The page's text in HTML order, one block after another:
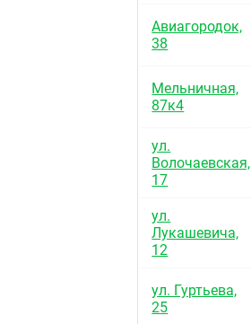
Авиагородок,
38
Мельничная,
87к4
ул.
Волочаевская,
17
ул.
Лукашевича,
12
ул. Гуртьева,
25